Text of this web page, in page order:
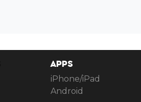
APPS
iPhone/iPad
Android